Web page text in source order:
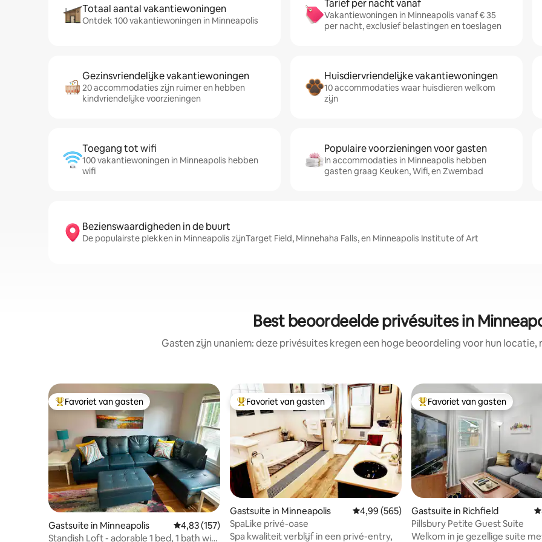
Totaal aantal vakantiewoningen
Ontdek 100 vakantiewoningen in Minneapolis
Tarief per nacht vanaf
Vakantiewoningen in Minneapolis vanaf € 35
per nacht, exclusief belastingen en toeslagen
Gezinsvriendelijke vakantiewoningen
20 accommodaties zijn ruimer en hebben
kindvriendelijke voorzieningen
Huisdiervriendelijke vakantiewoningen
10 accommodaties waar huisdieren welkom
zijn
Toegang tot wifi
100 vakantiewoningen in Minneapolis hebben
wifi
Populaire voorzieningen voor gasten
In accommodaties in Minneapolis hebben
gasten graag Keuken, Wifi, en Zwembad
Bezienswaardigheden in de buurt
De populairste plekken in Minneapolis zijnTarget Field, Minnehaha Falls, en Minneapolis Institute of Art
Best beoordeelde privésuites in
Gasten zijn unaniem: deze privésuites kregen een hoge beoordeling voor hun locatie,
Topfavoriet van gasten
Favoriet van gasten
Gastsuite in Minneapolis Gemiddelde beoordeling van 4,83 op 5, 157 recensies
4,83 (157)
Standish Loft - adorable 1 bed, 1 bath with
Topfavoriet van gasten
Favoriet van gasten
Gastsuite in Minneapolis Gemiddelde beoordeling van 4,99 op 5, 565
4,99 (565)
SpaLike privé-oase
Spa kwaliteit verblijf in een privé-entry,
Topfavoriet van gasten
Favoriet van gasten
Gastsuite in Richfield
Pillsbury Petite Guest Suite
Welkom in je gezellige suite